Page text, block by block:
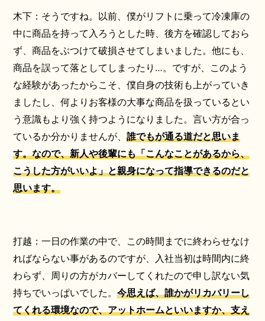
木下：そうですね。以前、僕がリフトに乗って冷凍庫の
中に商品を持って入ろうとした時、後方を確認しておら
ず、商品をぶつけて破損させてしまいました。他にも、
商品を誤って落としてしまったり…。ですが、このよう
な経験があったからこそ、僕自身の技術も上がっていき
ましたし、何よりお客様の大事な商品を扱っているとい
う意識もより強く持つようになりました。言い方が合っ
ているか分かりませんが、 誰でもが通る道だと思いま
す。なので、新人や後輩にも「こんなことがあるから、
こうした方がいいよ」と親身になって指導できるのだと
思います。
打越：一日の作業の中で、この時間までに終わらせなけ
ればならない事があるのですが、入社当初は時間内に終
わらず、周りの方がカバーしてくれたので申し訳ない気
持ちでいっぱいでした。 今思えば、誰かがリカバリーし
てくれる環境なので、アットホームといいますか、支え